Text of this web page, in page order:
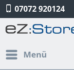
07072 920124
Menü